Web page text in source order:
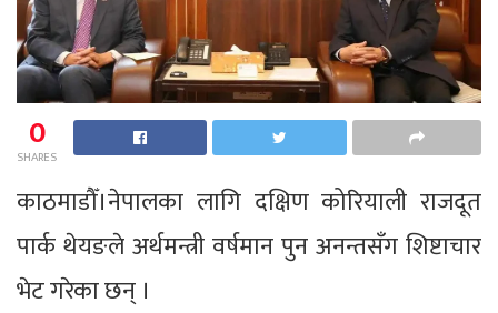
0
SHARES
काठमाडौँ।नेपालका लागि दक्षिण कोरियाली राजदूत
पार्क थेयङले अर्थमन्त्री वर्षमान पुन अनन्तसँग शिष्टाचार
भेट गरेका छन् ।